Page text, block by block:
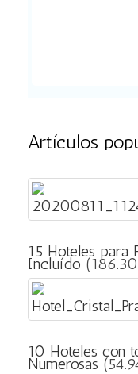
Artículos
15 Hoteles para
Incluído
10 Hoteles con
Numerosas